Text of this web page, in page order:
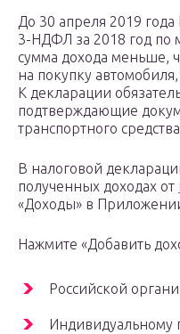
До 30 апреля 2019
3-НДФЛ за 2018 год по
сумма дохода меньше,
на покупку
К декларации
подтверждающие
транспортного
В налоговой
полученных доходах от
«Доходы» в
Нажмите «Добавить
Российской
Индивидуальному